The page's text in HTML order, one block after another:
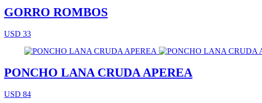
GORRO ROMBOS
USD 33
PONCHO LANA CRUDA APEREA
USD 84